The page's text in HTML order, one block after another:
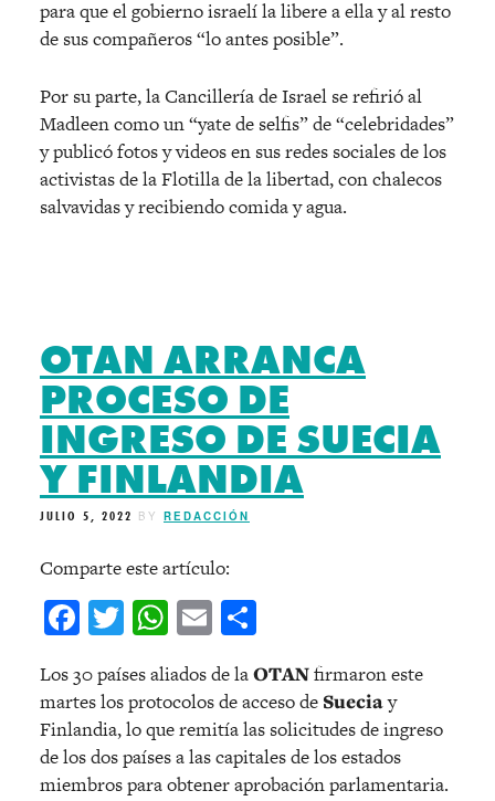
para que el gobierno israelí la libere a ella y al resto
de sus compañeros “lo antes posible”.
Por su parte, la Cancillería de Israel se refirió al
Madleen como un “yate de selfis” de “celebridades”
y publicó fotos y videos en sus redes sociales de los
activistas de la Flotilla de la libertad, con chalecos
salvavidas y recibiendo comida y agua.
OTAN ARRANCA
PROCESO DE
INGRESO DE SUECIA
Y FINLANDIA
JULIO 5, 2022 BY REDACCIÓN
Comparte este artículo:
Facebook
Twitter
WhatsApp
Email
Los 30 países aliados de laOTANfirmaron este
martes los protocolos de acceso de Sueciay
Finlandia, lo que remitía las solicitudes de ingreso
de los dos países a las capitales de los estados
miembros para obtener aprobación parlamentaria.